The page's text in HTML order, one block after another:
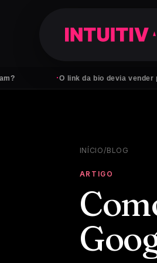
O link da bio devia vender por ti
INÍCIO/BLOG
ARTIGO